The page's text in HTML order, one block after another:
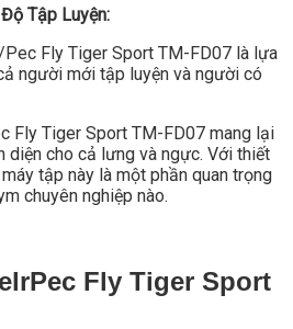
Tập Luyện:
Fly Tiger Sport TM-FD07 là lựa
người mới tập luyện và người có
Fly Tiger Sport TM-FD07 mang lại
diện cho cả lưng và ngực. Với thiết
tập này là một phần quan trọng
chuyên nghiệp nào.
Fly Tiger Sport